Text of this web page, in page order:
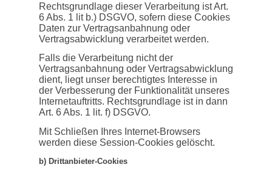
Rechtsgrundlage dieser Verarbeitung ist Art.
6 Abs. 1 lit b.) DSGVO, sofern diese Cookies
Daten zur Vertragsanbahnung oder
Vertragsabwicklung verarbeitet werden.
Falls die Verarbeitung nicht der
Vertragsanbahnung oder Vertragsabwicklung
dient, liegt unser berechtigtes Interesse in
der Verbesserung der Funktionalität unseres
Internetauftritts. Rechtsgrundlage ist in dann
Art. 6 Abs. 1 lit. f) DSGVO.
Mit Schließen Ihres Internet-Browsers
werden diese Session-Cookies gelöscht.
b) Drittanbieter-Cookies